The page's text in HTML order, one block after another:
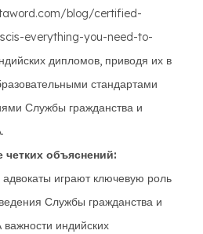
blog/certified-
everything-you-need-to-
дипломов, приводя их в
стандартами
Службы гражданства и
четких объяснений:
играют ключевую роль
Службы гражданства и
индийских